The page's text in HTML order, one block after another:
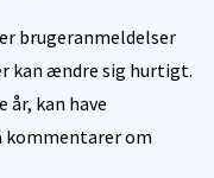
brugeranmeldelser
kan ændre sig hurtigt.
kan have
kommentarer om